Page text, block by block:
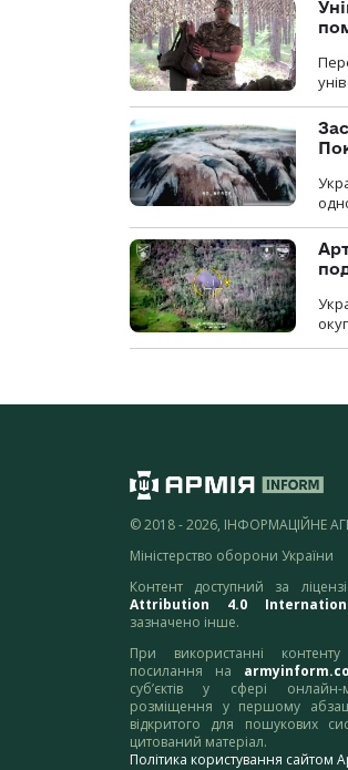
© 2018 - 2026, ІНФОРМАЦІЙНЕ
Міністерство оборони України
Контент доступний за
Attribution 4.0
зазначено інше.
При використанні
посилання на
суб’єктів у сфері
розміщення у першому
відкритого для пошукових
цитований матеріал.
Політика користування сайтом